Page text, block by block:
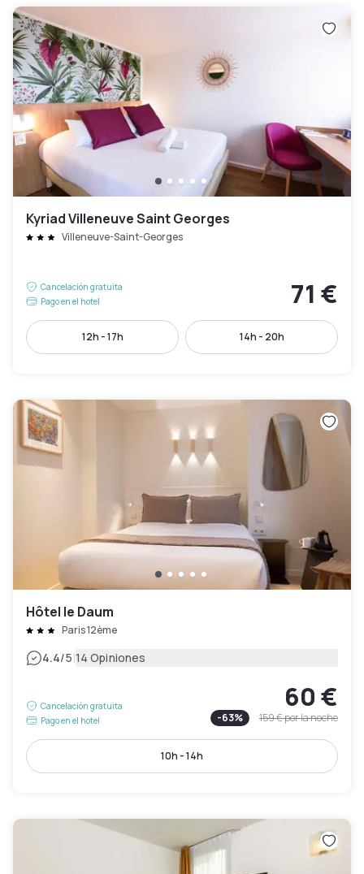
Kyriad Villeneuve Saint Georges
Villeneuve-Saint-Georges
Cancelación gratuita
Pago en el hotel
71 €
12h - 17h 14h - 20h
Hôtel le Daum
Paris 12ème
4.4/5|14 Opiniones
Cancelación gratuita
Pago en el hotel
60 €
-63% 159 €por la noche
10h - 14h